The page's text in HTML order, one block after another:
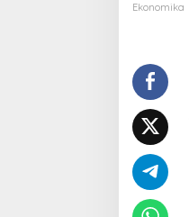
Ekonomika